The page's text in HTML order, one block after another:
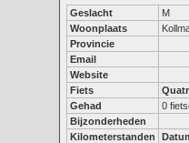
Geslacht
M
Woonplaats
Provincie
Email
Website
Fiets
Gehad
0
Bijzonderheden
Kilometerstanden